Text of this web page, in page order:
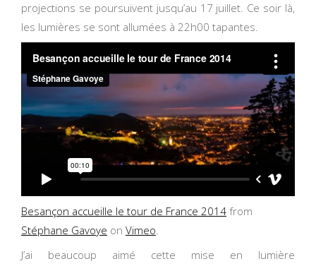
projections se poursuivent jusqu’au 17 juillet. Ce soir là,
les lumières se sont allumées à 22h00 tapantes.
Besançon accueille le tour de France 2014 from
Stéphane Gavoye on Vimeo
J’ai beaucoup aimé cette mise en lumière